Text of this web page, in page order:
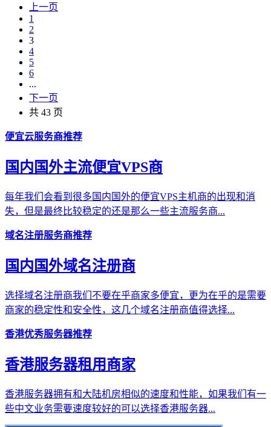
上一页
1
2
3
4
5
6
...
下一页
共 43 页
便宜云服务商推荐
国内国外主流便宜VPS商
每年我们会看到很多国内国外的便宜VPS主机商的出现和消
失，但是最终比较稳定的还是那么一些主流服务商...
域名注册服务商推荐
国内国外域名注册商
选择域名注册商我们不要在乎商家多便宜，更为在乎的是需要
商家的稳定性和安全性，这几个域名注册商值得选择...
香港优秀服务器推荐
香港服务器租用商家
香港服务器拥有和大陆机房相似的速度和性能，如果我们有一
些中文业务需要速度较好的可以选择香港服务器...